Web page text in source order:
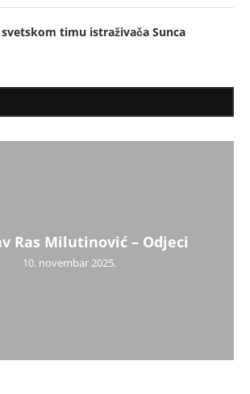
timu istraživača Sunca
Ras Milutinović – Odjeci
10. novembar 2025.